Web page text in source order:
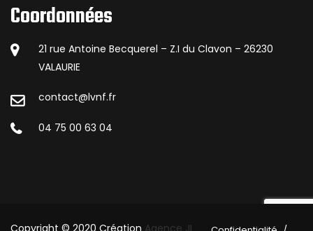
Coordonnées
21 rue Antoine Becquerel – Z.I du Clavon – 26230
VALAURIE
contact@lvnf.fr
04 75 00 63 04